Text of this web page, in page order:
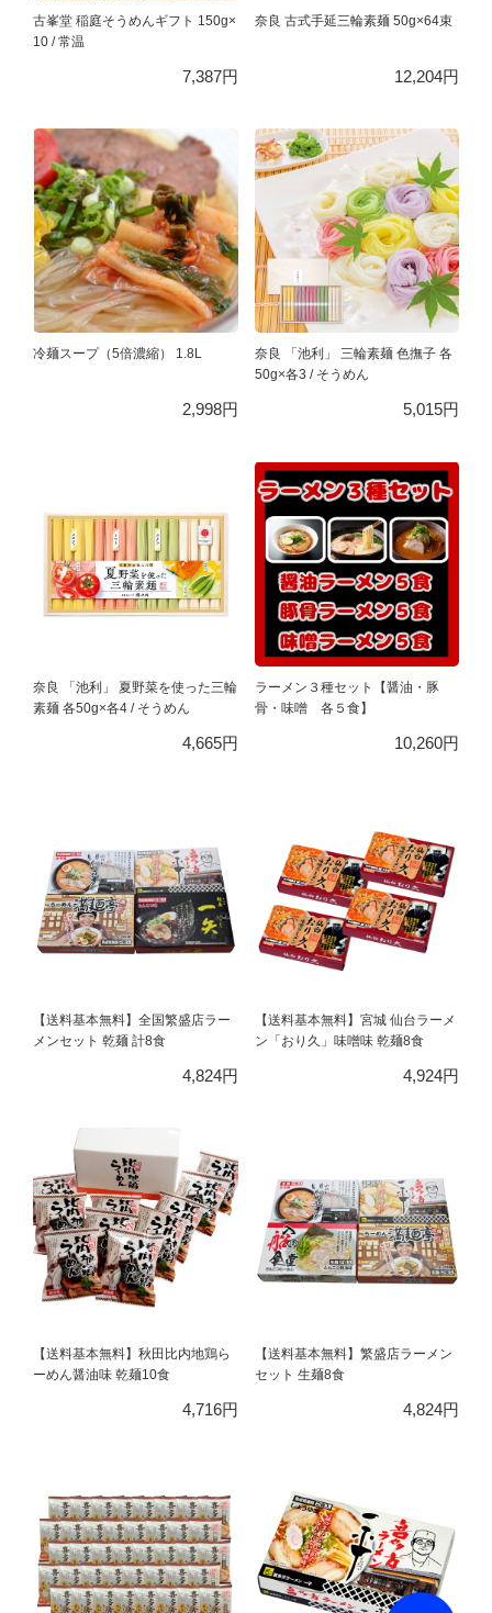
古峯堂 稲庭そうめんギフト 150g×
10 / 常温
7,387円
奈良 古式手延三輪素麺 50g×64束
12,204円
冷麺スープ（5倍濃縮） 1.8L
2,998円
奈良 「池利」 三輪素麺 色撫子 各
50g×各3 / そうめん
5,015円
奈良 「池利」 夏野菜を使った三輪
素麺 各50g×各4 / そうめん
4,665円
ラーメン３種セット【醤油・豚
骨・味噌 各５食】
10,260円
【送料基本無料】全国繁盛店ラー
メンセット 乾麺 計8食
4,824円
【送料基本無料】宮城 仙台ラーメ
ン「おり久」味噌味 乾麺8食
4,924円
【送料基本無料】秋田比内地鶏ら
ーめん醤油味 乾麺10食
4,716円
【送料基本無料】繁盛店ラーメン
セット 生麺8食
4,824円